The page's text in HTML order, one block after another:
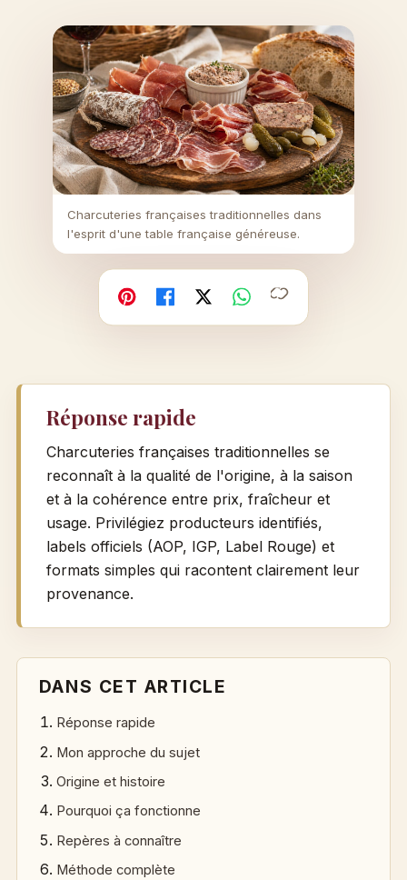
Charcuteries françaises traditionnelles dans
l'esprit d'une table française généreuse.
Facebook
X WhatsApp
Copier
Réponse rapide
Charcuteries françaises traditionnelles se
reconnaît à la qualité de l'origine, à la saison
et à la cohérence entre prix, fraîcheur et
usage. Privilégiez producteurs identifiés,
labels officiels (AOP, IGP, Label Rouge) et
formats simples qui racontent clairement leur
provenance.
DANS CET ARTICLE
Réponse rapide
Mon approche du sujet
Origine et histoire
Pourquoi ça fonctionne
Repères à connaître
Méthode complète